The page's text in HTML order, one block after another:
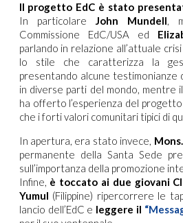
Il progetto EdC è stato
In particolare John Mundell,
Commissione EdC/USA ed
parlando in relazione all’attuale
lo stile che caratterizza la
presentando alcune testimonianze
in diverse parti del mondo, mentre
ha offerto l’esperienza del
che i forti valori comunitari tipici di
In apertura, era stato invece,
permanente della Santa Sede
sull’importanza della promozione
Infine, è toccato ai due giovani
Yumul (Filippine) ripercorrere le
lancio dell’EdC e leggere il